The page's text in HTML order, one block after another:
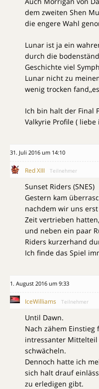
dem zweiten Shen
die engere Wahl
Lunar ist ja ein
durch die
Geschichte viel
Lunar nicht zu
wenig trocken
Ich bin halt der Final
Valkyrie Profile (
31. Juli 2016 um 14:10
Red XIII Teilnehmer
Sunset Riders (SNES)
Gestern kam
nachdem wir uns
Zeit vertrieben
und neben ein paar
Riders kurzerhand
Ich finde das Spiel
1. August 2016 um 9:33
IceWilliams Teilnehmer
Until Dawn.
Nach zähem
intressanter Mittelteil
schwächeln.
Dennoch hatte ich
sich halt drauf
zu erledigen gibt.